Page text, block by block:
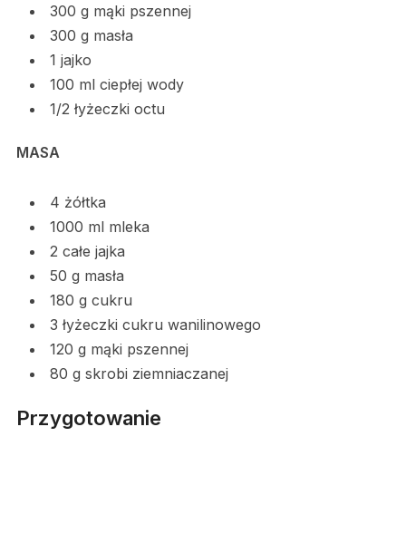
300 g mąki pszennej
300 g masła
1 jajko
100 ml ciepłej wody
1/2 łyżeczki octu
MASA
4 żółtka
1000 ml mleka
2 całe jajka
50 g masła
180 g cukru
3 łyżeczki cukru wanilinowego
120 g mąki pszennej
80 g skrobi ziemniaczanej
Przygotowanie